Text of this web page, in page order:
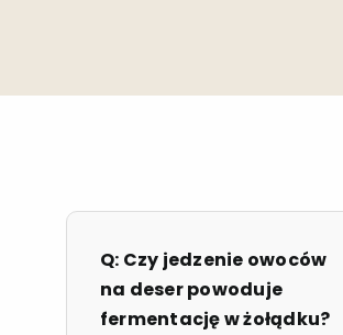
Q: Czy jedzenie owoców
na deser powoduje
fermentację w żołądku?